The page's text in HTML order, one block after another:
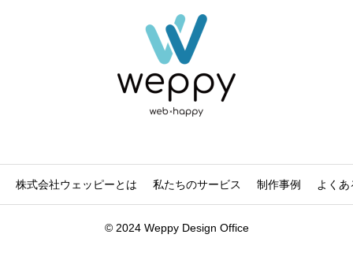
株式会社ウェッピーとは 私たちのサービス 制作事例 よく
© 2024 Weppy Design Office